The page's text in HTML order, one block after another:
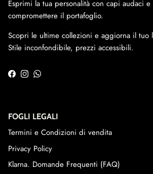
Esprimi la tua personalità con capi audaci e
compromettere il portafoglio.
Scopri le ultime collezioni e aggiorna il tuo
Stile inconfondibile, prezzi accessibili.
Facebook
InstagramWhatsApp
FOGLI LEGALI
Termini e Condizioni di vendita
Privacy Policy
Klarna. Domande Frequenti (FAQ)